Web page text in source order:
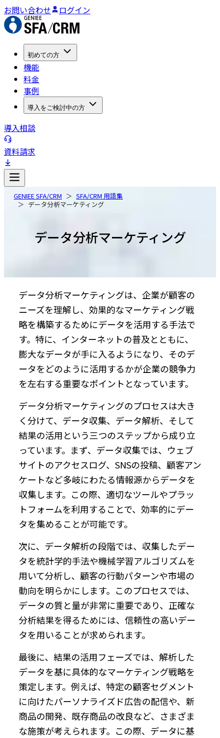
お問い合わせ ログイン
初めての方
機能
料金
事例
導入をご検討中の方
導入相談
資料請求
GENIEE SFA/CRM
SFA/CRM 用語集
データ分析マーケティング
データ分析マーケティング
データ分析マーケティングは、企業が顧客の
ニーズを理解し、効果的なマーケティング戦
略を構築するためにデータを活用する手法で
す。特に、インターネットの普及とともに、
膨大なデータが手に入るようになり、そのデ
ータをどのように活用するかが企業の競争力
を左右する重要なポイントとなっています。
データ分析マーケティングのプロセスは大き
く分けて、データ収集、データ解析、そして
結果の活用という三つのステップから成り立
っています。まず、データ収集では、ウェブ
サイトのアクセスログ、SNSの投稿、顧客アン
ケートなど多岐にわたる情報源からデータを
収集します。この際、適切なツールやプラッ
トフォームを利用することで、効率的にデー
タを集めることが可能です。
次に、データ解析の段階では、収集したデー
タを統計学的手法や機械学習アルゴリズムを
用いて分析し、顧客の行動パターンや市場の
動向を明らかにします。このプロセスでは、
データの質と量が非常に重要であり、正確な
分析結果を得るためには、信頼性の高いデー
タを用いることが求められます。
最後に、結果の活用フェーズでは、解析した
データを基に具体的なマーケティング戦略を
策定します。例えば、特定の顧客セグメント
に向けたパーソナライズド広告の配信や、新
商品の開発、既存商品の改良など、さまざま
な施策が考えられます。この際、データに基